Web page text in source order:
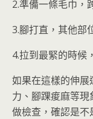
2.準備一條毛巾，
3.腳打直，其他部
4.拉到最緊的時候
如果在這樣的伸
力、腳踝痠麻等
做檢查，確認是不